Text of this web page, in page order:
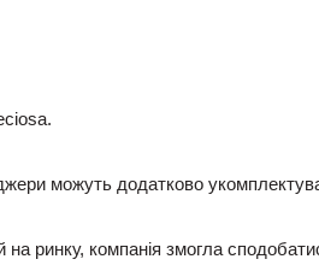
можуть додатково
ринку, компанія змогла